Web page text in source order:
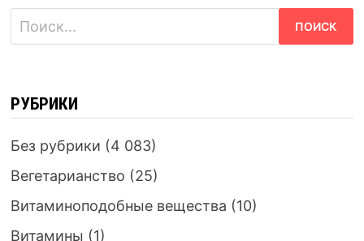
Найти:
РУБРИКИ
Без рубрики (4 083)
Вегетарианство (25)
Витаминоподобные вещества (10)
Витамины (1)